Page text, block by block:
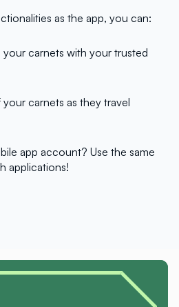
as the app, you can:
your carnets with your trusted
carnets as they travel
app account? Use the same
applications!